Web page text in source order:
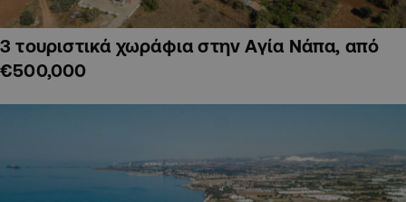
3 τουριστικά χωράφια στην Αγία Νάπα, από
€500,000